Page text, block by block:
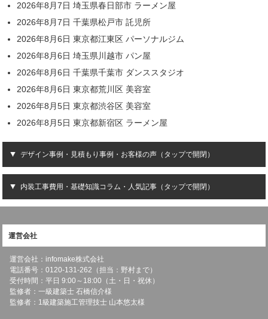
2026年8月7日 埼玉県春日部市 ラーメン屋
2026年8月7日 千葉県松戸市 託児所
2026年8月6日 東京都江東区 パーソナルジム
2026年8月6日 埼玉県川越市 パン屋
2026年8月6日 千葉県千葉市 ダンススタジオ
2026年8月6日 東京都荒川区 美容室
2026年8月5日 東京都渋谷区 美容室
2026年8月5日 東京都新宿区 ラーメン屋
デザイン事例・見積もり事例・お客様の声（タップで開閉）
内装工事費用・基礎知識コラム・人気記事（タップで開閉）
運営会社
運営会社：infomake株式会社
電話番号：0120-131-262（担当：野村まで）
受付時間：平日 9:00～18:00（土・日・祝休）
監修者：一級建築士 石橋信介様
監修者：1級建築施工管理技士 山本悠太様